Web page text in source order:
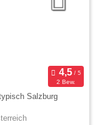
2 Bew.
Salzburg